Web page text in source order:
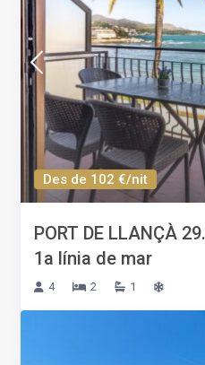
Des de 102 €/nit
PORT DE LLANÇÀ
1a línia de mar
4 2 1